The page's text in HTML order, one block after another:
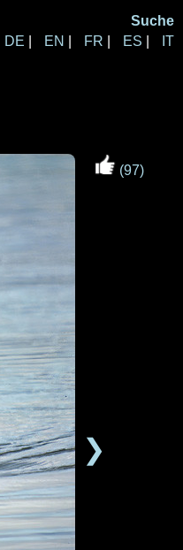
Suche
DE
EN FR ES IT
❯
(97)